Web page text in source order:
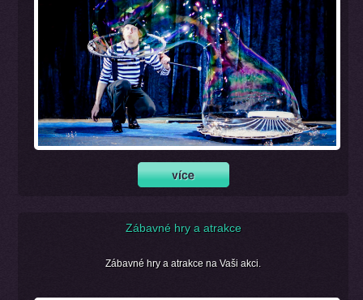
Zábavné hry a atrakce
Zábavné hry a atrakce na Vaši akci.